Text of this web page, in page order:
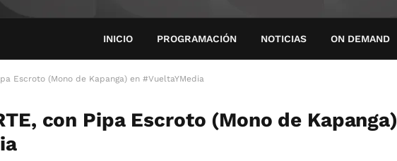
INICIO PROGRAMACIÓN NOTICIAS ON DEMAND
Escroto (Mono de Kapanga) en #VueltaYMedia
con Pipa Escroto (Mono de Kapanga)